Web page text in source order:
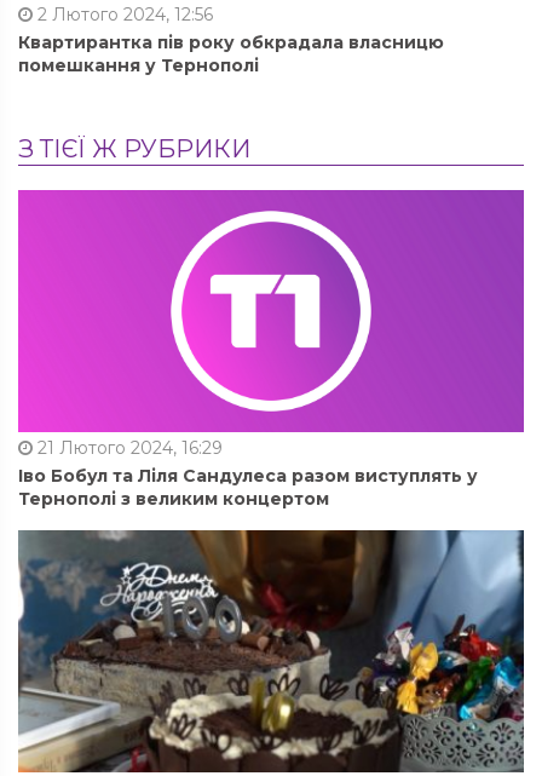
2 Лютого 2024, 12:56
Квартирантка пів року обкрадала власницю
помешкання у Тернополі
З ТІЄЇ Ж РУБРИКИ
21 Лютого 2024, 16:29
Іво Бобул та Ліля Сандулеса разом виступлять у
Тернополі з великим концертом